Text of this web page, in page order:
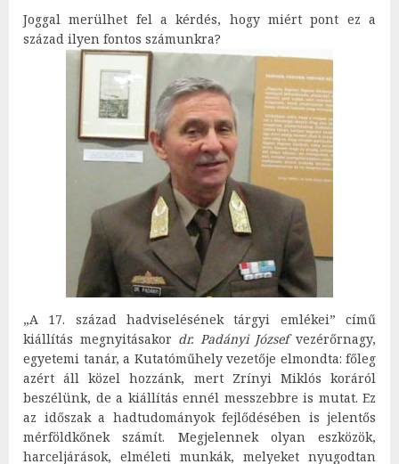
Joggal merülhet fel a kérdés, hogy miért pont ez a
század ilyen fontos számunkra?
„A 17. század hadviselésének tárgyi emlékei” című
kiállítás megnyitásakor dr. Padányi Józsefvezérőrnagy,
egyetemi tanár, a Kutatóműhely vezetője elmondta: főleg
azért áll közel hozzánk, mert Zrínyi Miklós koráról
beszélünk, de a kiállítás ennél messzebbre is mutat. Ez
az időszak a hadtudományok fejlődésében is jelentős
mérföldkőnek számít. Megjelennek olyan eszközök,
harceljárások, elméleti munkák, melyeket nyugodtan